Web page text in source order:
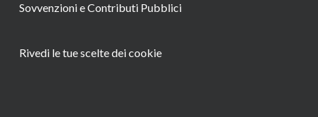
Sovvenzioni e Contributi Pubblici
Rivedi le tue scelte dei cookie